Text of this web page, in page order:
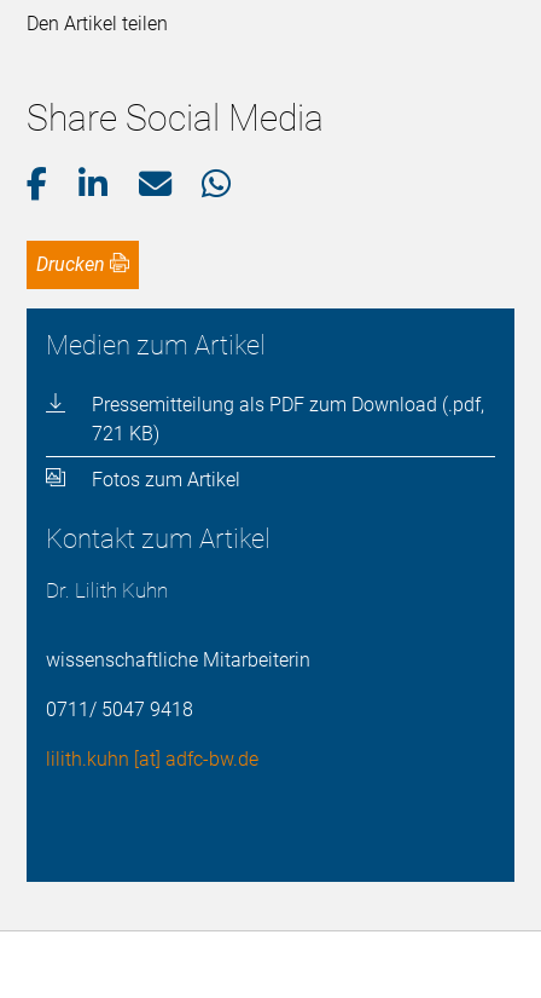
Den Artikel teilen
Share Social Media
Drucken
Medien zum Artikel
Pressemitteilung als PDF zum Download (.pdf,
721 KB)
Fotos zum Artikel
Kontakt zum Artikel
Dr. Lilith Kuhn
wissenschaftliche Mitarbeiterin
0711/ 5047 9418
lilith.kuhn [at] adfc-bw.de